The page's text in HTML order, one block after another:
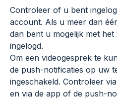
Controleer of u bent
account. Als u meer dan
dan bent u mogelijk met
ingelogd.
Om een videogesprek te
de push-notificaties op uw
ingeschakeld. Controleer
en via de app of de push-